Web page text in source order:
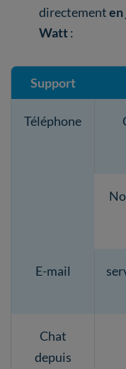
directement
Watt:
Support
Téléphone
E-mail
Chat
depuis